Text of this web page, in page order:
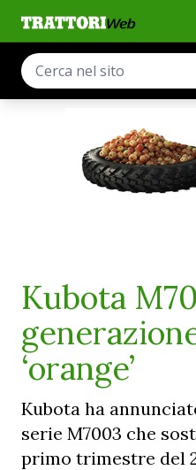
Kubota
‘orange’
Kubota ha
serie M7003 che
primo trimestre del